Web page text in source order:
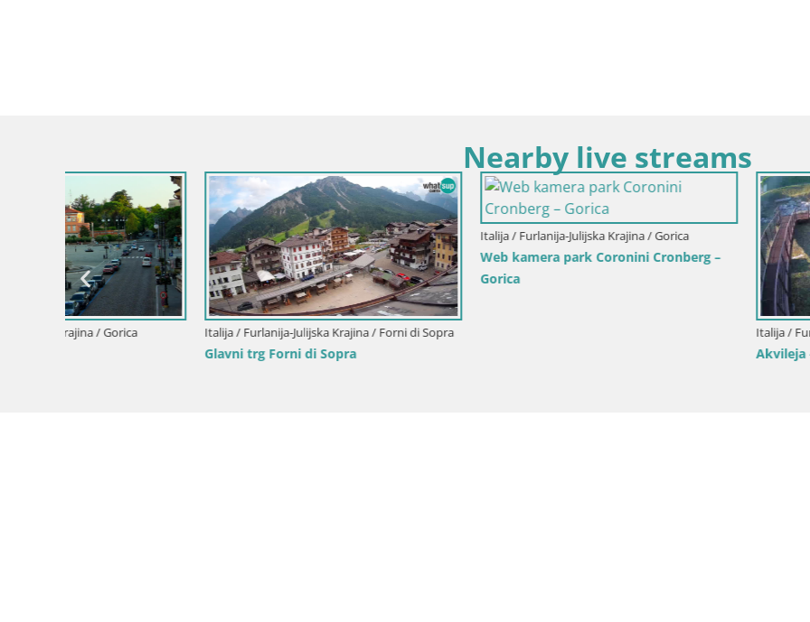
Nearby live streams
Italija / Furlanija-Julijska Krajina / Forni di Sopra
Glavni trg Forni di Sopra
Italija / Furlanija-Julijska Krajina / Gorica
Web kamera park Coronini Cronberg –
Gorica
Italija / Furlanija-Julijska Krajina /
Akvileja – Decumano di